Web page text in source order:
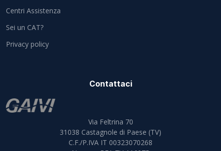
Centri Assistenza
Sei un CAT?
Privacy policy
Contattaci
Via Feltrina 70
31038 Castagnole di Paese (TV)
C.F./P.IVA IT 00323070268